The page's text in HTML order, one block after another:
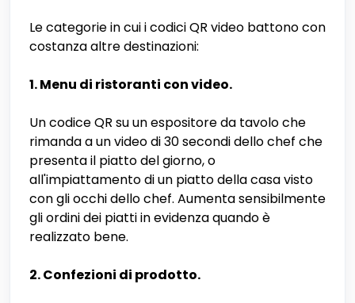
Le categorie in cui i codici QR video battono con
costanza altre destinazioni:
1. Menu di ristoranti con video.
Un codice QR su un espositore da tavolo che
rimanda a un video di 30 secondi dello chef che
presenta il piatto del giorno, o
all'impiattamento di un piatto della casa visto
con gli occhi dello chef. Aumenta sensibilmente
gli ordini dei piatti in evidenza quando è
realizzato bene.
2. Confezioni di prodotto.